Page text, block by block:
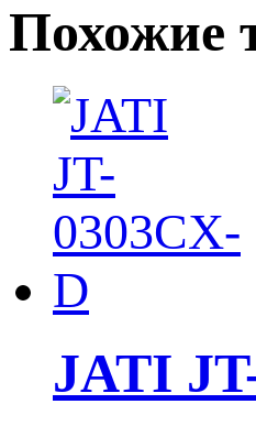
Похожие
JATI